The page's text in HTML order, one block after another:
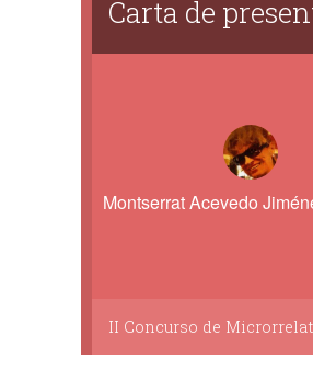
Carta de
Montserrat Acevedo
II Concurso de